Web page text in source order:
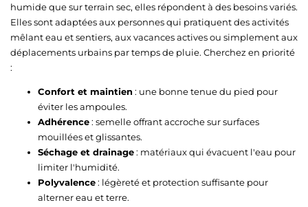
humide que sur terrain sec, elles répondent à des besoins variés.
Elles sont adaptées aux personnes qui pratiquent des activités
mêlant eau et sentiers, aux vacances actives ou simplement aux
déplacements urbains par temps de pluie. Cherchez en priorité
:
Confort et maintien: une bonne tenue du pied pour
éviter les ampoules.
Adhérence: semelle offrant accroche sur surfaces
mouillées et glissantes.
Séchage et drainage: matériaux qui évacuent l'eau pour
limiter l'humidité.
Polyvalence: légèreté et protection suffisante pour
alterner eau et terre.